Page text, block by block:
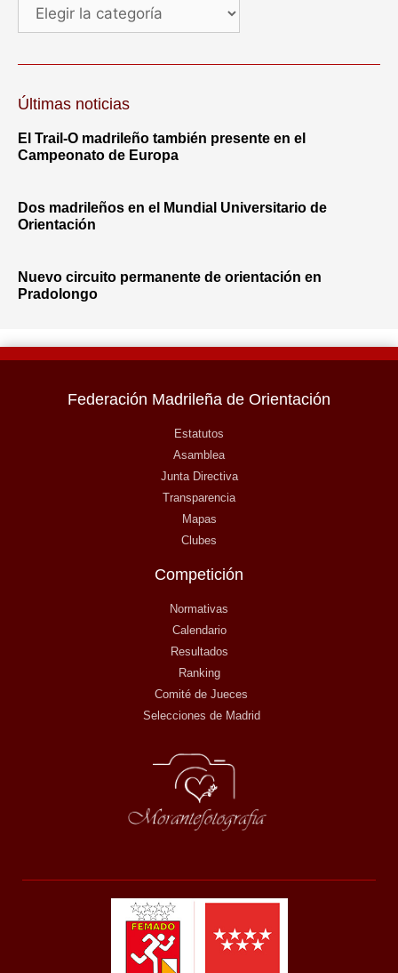
Últimas noticias
El Trail-O madrileño también presente en el
Campeonato de Europa
Dos madrileños en el Mundial Universitario de
Orientación
Nuevo circuito permanente de orientación en
Pradolongo
Federación Madrileña de Orientación
Estatutos
Asamblea
Junta Directiva
Transparencia
Mapas
Clubes
Competición
Normativas
Calendario
Resultados
Ranking
Comité de Jueces
Selecciones de Madrid